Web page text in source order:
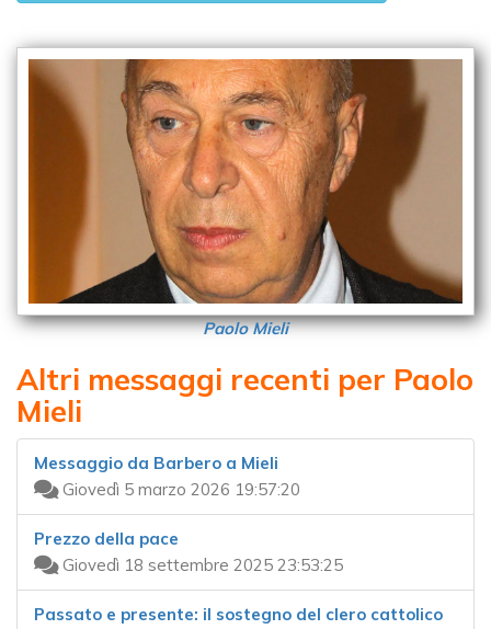
Paolo Mieli
Altri messaggi recenti per Paolo
Mieli
Messaggio da Barbero a Mieli
Giovedì 5 marzo 2026 19:57:20
Prezzo della pace
Giovedì 18 settembre 2025 23:53:25
Passato e presente: il sostegno del clero cattolico